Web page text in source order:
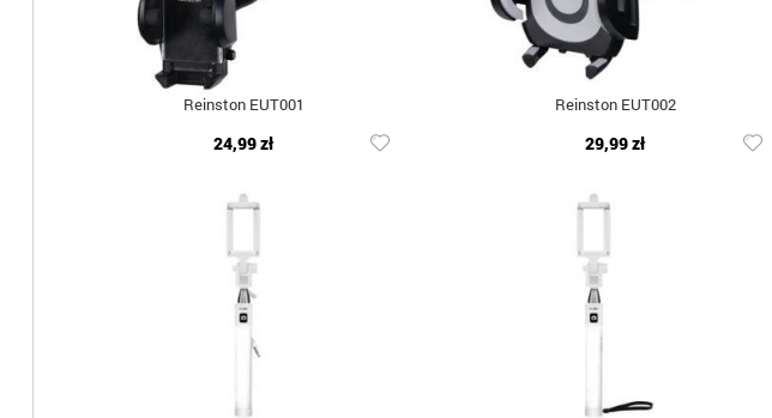
Reinston EUT001
24,99 zł
Reinston EUT002
29,99 zł